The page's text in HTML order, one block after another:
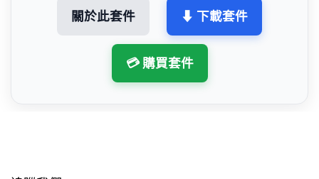
關於此套件 ⬇ 下載套件
💳 購買套件